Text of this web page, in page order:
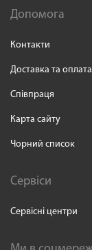
Допомога
Контакти
Доставка та оплата
Співпраця
Карта сайту
Чорний список
Сервіси
Сервісні центри